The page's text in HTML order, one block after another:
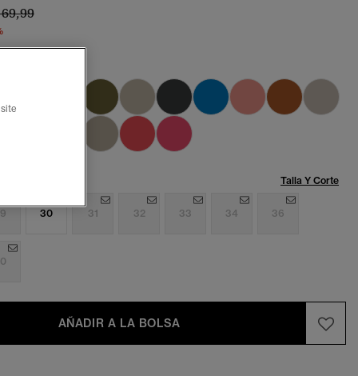
rebajado de
a
seleccionado
Talla Y Corte
30 31 32 33 34 36
AÑADIR A LA BOLSA